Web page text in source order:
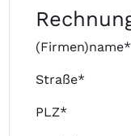
(Firmen)name*
Straße*
PLZ*